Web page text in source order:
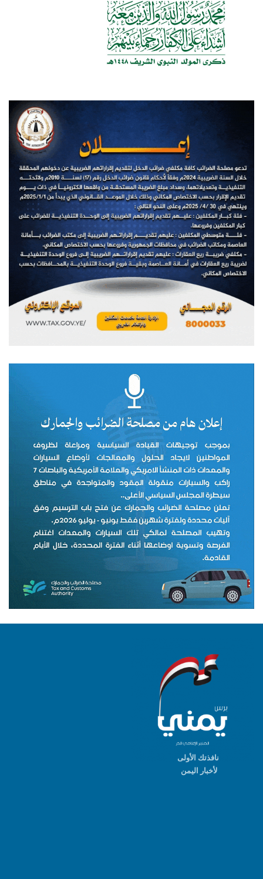
نافذتك الأولى
لأخبار اليمن